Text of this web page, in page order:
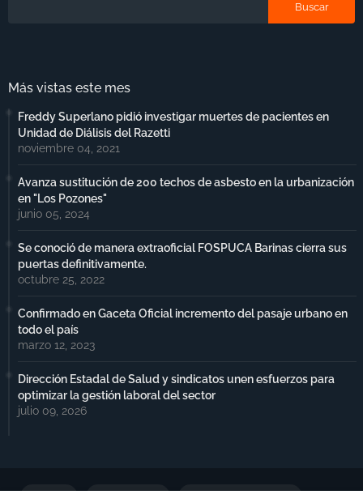
Más vistas este mes
Freddy Superlano pidió investigar muertes de pacientes en
Unidad de Diálisis del Razetti
noviembre 04, 2021
Avanza sustitución de 200 techos de asbesto en la urbanización
en "Los Pozones"
junio 05, 2024
Se conoció de manera extraoficial FOSPUCA Barinas cierra sus
puertas definitivamente.
octubre 25, 2022
Confirmado en Gaceta Oficial incremento del pasaje urbano en
todo el país
marzo 12, 2023
Dirección Estadal de Salud y sindicatos unen esfuerzos para
optimizar la gestión laboral del sector
julio 09, 2026